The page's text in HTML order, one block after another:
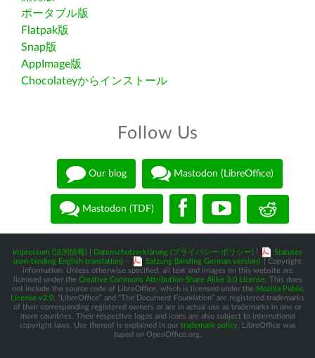
ポータブル版
Flatpak版
Snap版
AppImage版
Chocolateyからインストール
Follow Us
Our blog Mastodon (LibreOffice)
Mastodon (TDF)
Impressum (法的情報) Datenschutzerklärung (プライバシー ポリシー)
Statutes
(non-binding English translation) - Satzung (binding German version)
| Copyright
information: Unless otherwise specified, all text and images on this website are
licensed under the Creative Commons Attribution-Share Alike 3.0 License. This does
not include the source code of LibreOffice, which is licensed under the Mozilla Public
License v2.0 . “LibreOffice” and “The Document Foundation” are registered trademarks
of their corresponding registered owners or are in actual use as trademarks in one or
more countries. Their respective logos and icons are also subject to international
copyright laws. Use thereof is explained in our trademark policy. LibreOffice was
based on OpenOffice.org.